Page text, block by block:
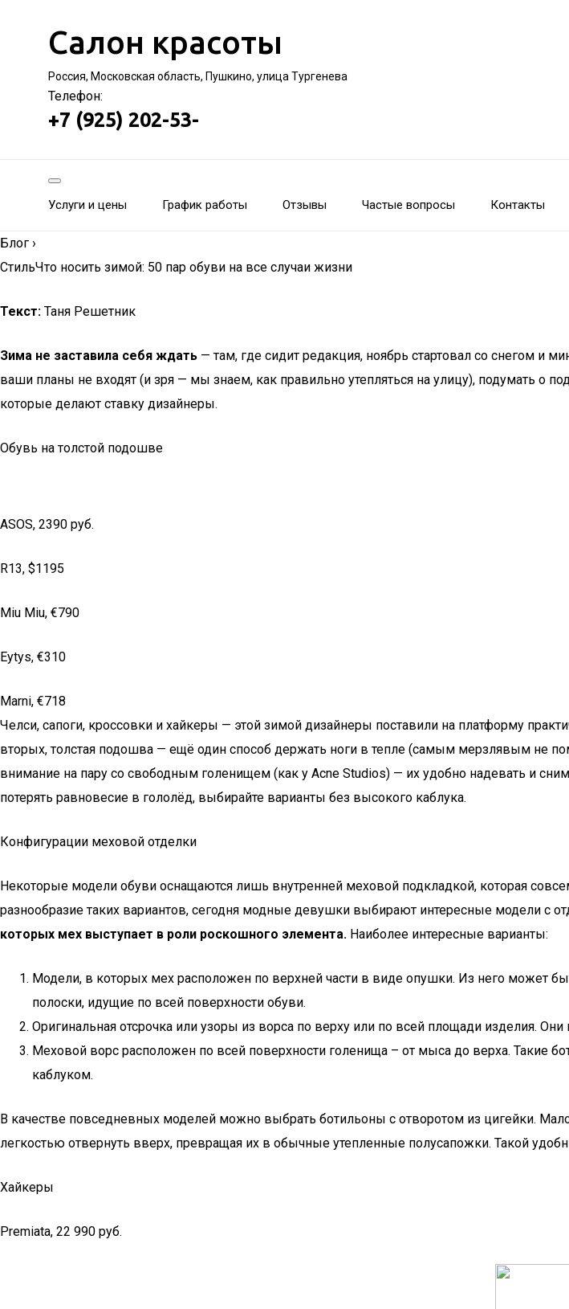
Салон красоты
Россия, Московская область, Пушкино, улица Тургенева
Телефон:
+7 (925) 202-53-
Услуги и цены График работы Отзывы Частые вопросы Контакты
Блог ›
СтильЧто носить зимой: 50 пар обуви на все случаи жизни
Текст: Таня Решетник
Зима не заставила себя ждать — там, где сидит редакция, ноябрь стартовал со снегом и
ваши планы не входят (и зря — мы знаем, как правильно утепляться на улицу), подумать о
которые делают ставку дизайнеры.
Обувь на толстой подошве
ASOS, 2390 pуб.
R13, $1195
Miu Miu, €790
Eytys, €310
Marni, €718
Челси, сапоги, кроссовки и хайкеры — этой зимой дизайнеры поставили на платформу
вторых, толстая подошва — ещё один способ держать ноги в тепле (самым мерзлявым не
внимание на пару со свободным голенищем (как у Acne Studios) — их удобно надевать и
потерять равновесие в гололёд, выбирайте варианты без высокого каблука.
Конфигурации меховой отделки
Некоторые модели обуви оснащаются лишь внутренней меховой подкладкой, которая
разнообразие таких вариантов, сегодня модные девушки выбирают интересные модели с
которых мех выступает в роли роскошного элемента. Наиболее интересные варианты:
Модели, в которых мех расположен по верхней части в виде опушки. Из него может
полоски, идущие по всей поверхности обуви.
Оригинальная отсрочка или узоры из ворса по верху или по всей площади изделия.
Меховой ворс расположен по всей поверхности голенища – от мыса до верха. Такие
каблуком.
В качестве повседневных моделей можно выбрать ботильоны с отворотом из цигейки.
легкостью отвернуть вверх, превращая их в обычные утепленные полусапожки. Такой
Хайкеры
Premiata, 22 990 pуб.